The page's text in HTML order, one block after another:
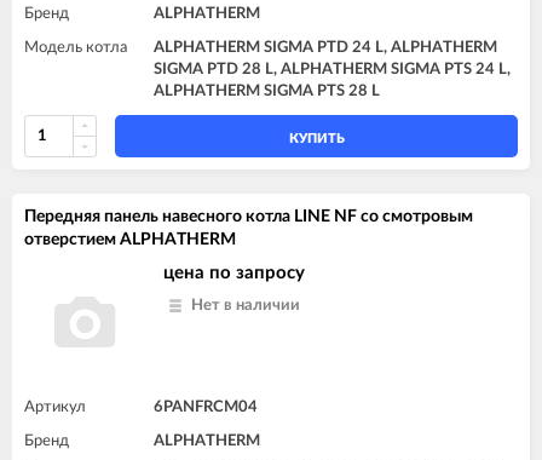
Бренд ALPHATHERM
Модель котла
ALPHATHERM SIGMA PTD 24 L, ALPHATHERM
SIGMA PTD 28 L, ALPHATHERM SIGMA PTS 24 L,
ALPHATHERM SIGMA PTS 28 L
КУПИТЬ
Передняя панель навесного котла LINE NF со смотровым
отверстием ALPHATHERM
цена по запросу
Нет в наличии
Артикул 6PANFRCM04
Бренд ALPHATHERM